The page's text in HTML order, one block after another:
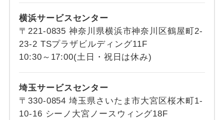
横浜サービスセンター
〒221-0835 神奈川県横浜市神奈川区鶴屋町2-
23-2 TSプラザビルディング11F
10:30～17:00(土日・祝日は休み)
埼玉サービスセンター
〒330-0854 埼玉県さいたま市大宮区桜木町1-
10-16 シーノ大宮ノースウィング18F